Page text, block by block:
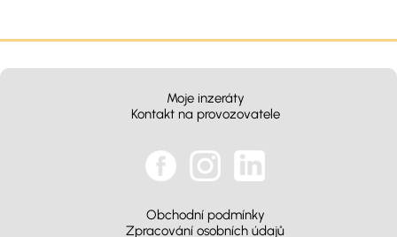
Moje inzeráty
Kontakt na provozovatele
Obchodní podmínky
Zpracování osobních údajů